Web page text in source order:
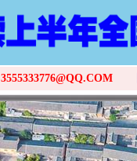
3555333776@QQ.COM